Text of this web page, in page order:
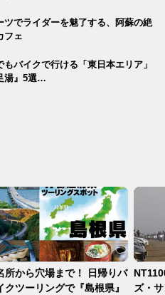
ツでライダーを魅了する、阿蘇の絶
フェ
バイクで行ける「東日本エリア」
湯』5選…
所から穴場まで！ 日帰りバ
クツーリングで『島根県』
ズ・